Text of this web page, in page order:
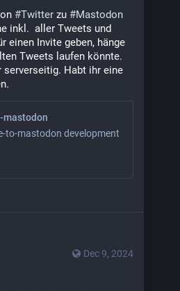
#Twitter zu #Mastodon
inkl.  aller Tweets und
einen Invite geben, hänge
Tweets laufen könnte.
serverseitig. Habt ihr eine
to-mastodon development
Dec 9, 2024